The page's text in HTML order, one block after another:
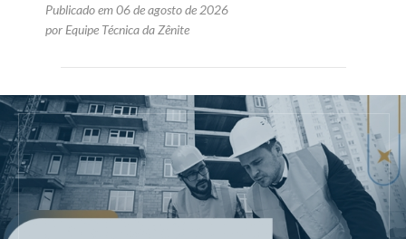
Publicado em 06 de agosto de 2026
por Equipe Técnica da Zênite